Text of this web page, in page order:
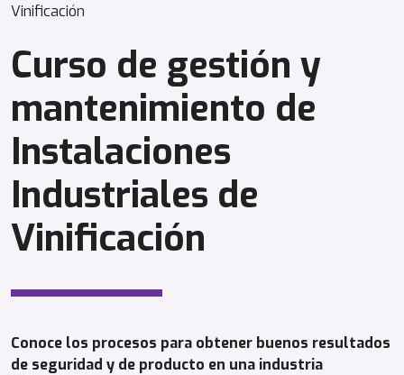
Vinificación
Curso de gestión y
mantenimiento de
Instalaciones
Industriales de
Vinificación
Conoce los procesos para obtener buenos resultados
de seguridad y de producto en una industria